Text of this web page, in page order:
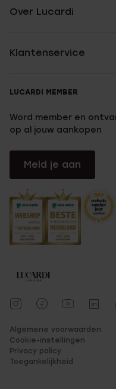
Over Lucardi
Klantenservice
LUCARDI MEMBER
Word member en
op al jouw aankopen
Meld je aan
Algemene voorwaarden
Cookie-instellingen
Privacy policy
Toegankelijkheid